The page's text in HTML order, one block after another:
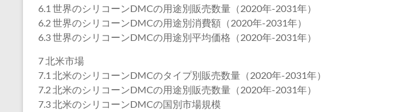
6.1 世界のシリコーンDMCの用途別販売数量（2020年-2031年）
6.2 世界のシリコーンDMCの用途別消費額（2020年-2031年）
6.3 世界のシリコーンDMCの用途別平均価格（2020年-2031年）
7 北米市場
7.1 北米のシリコーンDMCのタイプ別販売数量（2020年-2031年）
7.2 北米のシリコーンDMCの用途別販売数量（2020年-2031年）
7.3 北米のシリコーンDMCの国別市場規模